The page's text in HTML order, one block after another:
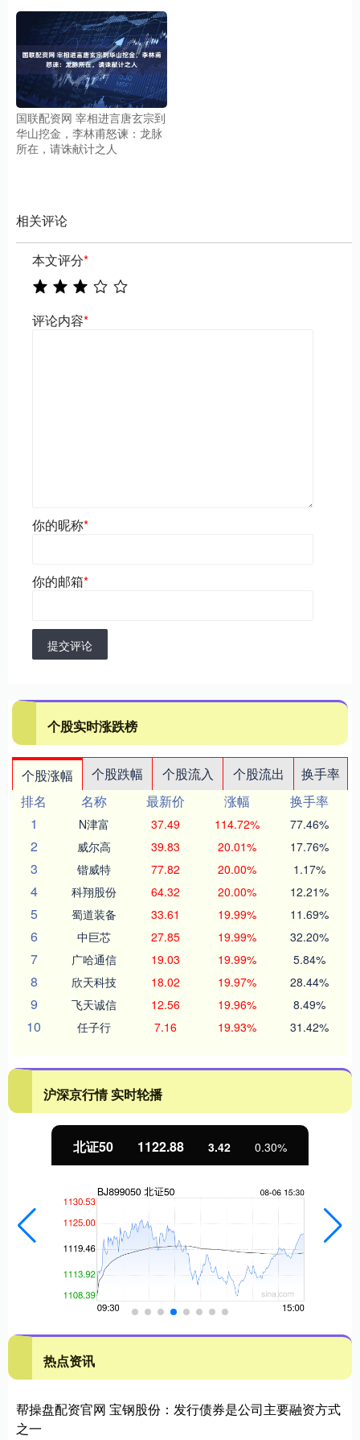
国联配资网 宰相进言唐玄宗到
华山挖金，李林甫怒谏：龙脉
所在，请诛献计之人
相关评论
本文评分*
评论内容*
你的昵称*
你的邮箱*
提交评论
个股实时涨跌榜
个股涨幅 个股跌幅 个股流入 个股流出
换手率
排名
名称 最新价 涨幅
换手率
1
N津富 37.49 114.72% 77.46%
2 威尔高 39.83 20.01% 17.76%
3 锴威特 77.82 20.00% 1.17%
4 科翔股份 64.32 20.00% 12.21%
5 蜀道装备 33.61 19.99% 11.69%
6 中巨芯 27.85 19.99% 32.20%
7 广哈通信 19.03 19.99% 5.84%
8 欣天科技 18.02 19.97% 28.44%
9 飞天诚信 12.56 19.96% 8.49%
10 任子行 7.16 19.93% 31.42%
沪深京行情 实时轮播
北证50 1122.88 3.42 0.30%
热点资讯
帮操盘配资官网 宝钢股份：发行债券是公司主要融资方式
之一